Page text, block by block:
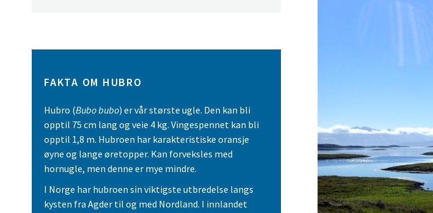
FAKTA OM HUBRO
Hubro (Bubo bubo) er vår største ugle. Den kan bli
opptil 75 cm lang og veie 4 kg. Vingespennet kan bli
opptil 1,8 m. Hubroen har karakteristiske oransje
øyne og lange øretopper. Kan forveksles med
hornugle, men denne er mye mindre.
I Norge har hubroen sin viktigste utbredelse langs
kysten fra Agder til og med Nordland. I innlandet